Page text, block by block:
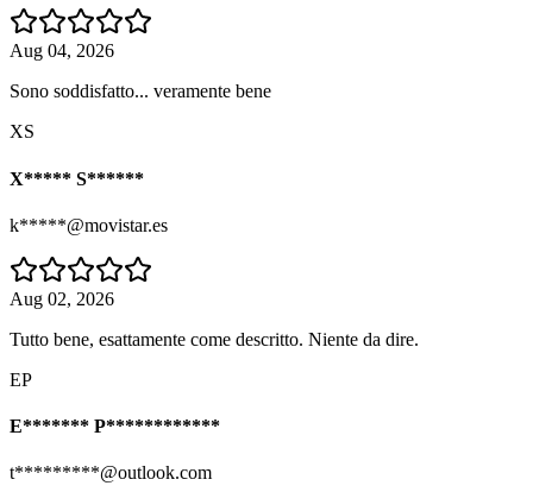
Aug 04, 2026
Sono soddisfatto... veramente bene
XS
X***** S******
k*****@movistar.es
Aug 02, 2026
Tutto bene, esattamente come descritto. Niente da dire.
EP
E******* P************
t*********@outlook.com